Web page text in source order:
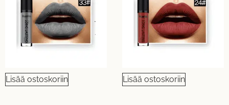
Lisää ostoskoriin Lisää ostoskoriin